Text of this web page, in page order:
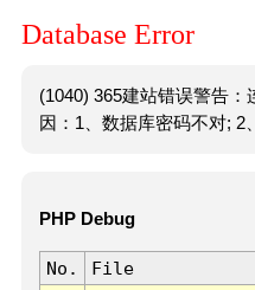
Database Error
(1040) 365建站错误警告
因：1、数据库密码不对; 2
PHP Debug
No. File